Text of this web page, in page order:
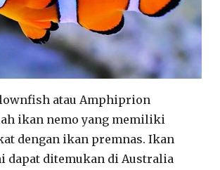
atau Amphiprion
ikan nemo yang memiliki
dengan ikan premnas. Ikan
dapat ditemukan di Australia